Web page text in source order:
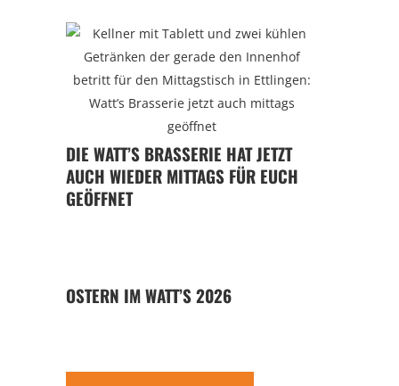
DIE WATT’S BRASSERIE HAT JETZT
AUCH WIEDER MITTAGS FÜR EUCH
GEÖFFNET
OSTERN IM WATT’S 2026